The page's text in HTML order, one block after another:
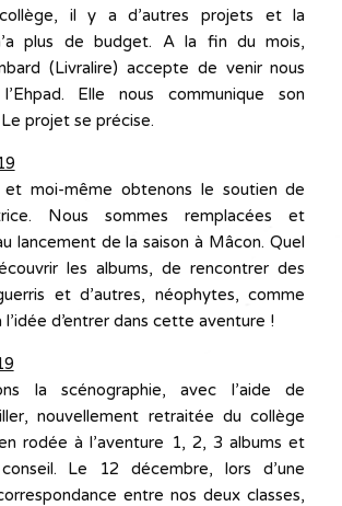
il y a d’autres projets et la
plus de budget. A la fin du mois,
(Livralire) accepte de venir nous
Elle nous communique son
projet se précise.
et moi-même obtenons le soutien de
Nous sommes remplacées et
lancement de la saison à Mâcon. Quel
les albums, de rencontrer des
et d’autres, néophytes, comme
d’entrer dans cette aventure !
la scénographie, avec l’aide de
nouvellement retraitée du collège
rodée à l’aventure 1, 2, 3 albums et
Le 12 décembre, lors d’une
entre nos deux classes,